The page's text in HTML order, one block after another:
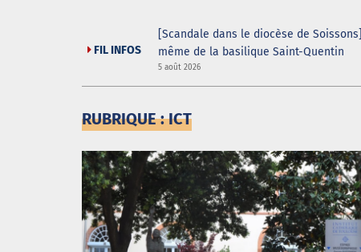
FIL INFOS
[Scandale dans le diocèse de
même de la basilique Saint-Quentin
5 août 2026
RUBRIQUE : ICT